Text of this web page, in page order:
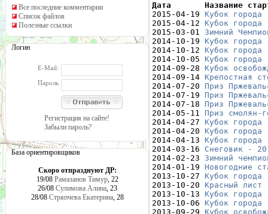
Все последние комментарии
Список файлов
Полезные ссылки
Логин
E-Mail:
Пароль
Регистрация на сайте!
Забыли пароль?
База ориентировщиков
Скоро отпразднуют ДР:
19/08 Рамазанов Тимур, 22
26/08 Сулимова Алина, 23
28/08 Стряпчева Екатерина, 28
Дата       Название
2015-04-19 Кубок
2015-04-12 Кубок
2015-03-01 Зимний
2014-10-19 Кубок
2014-10-12 Кубок
2014-10-05 Кубок
2014-09-28 Кубок
2014-09-14 Крепостная
2014-07-20 Приз
2014-07-19 Приз
2014-07-18 Приз
2014-05-11 Приз смолян-
2014-04-27 Кубок
2014-04-20 Кубок
2014-04-13 Кубок
2014-03-16 Снеговик -
2014-02-23 Зимний
2014-01-19 Новогодние
2013-10-27 Кубок
2013-10-20 Красный
2013-10-13 Кубок
2013-10-06 Кубок
2013-09-29 Кубок